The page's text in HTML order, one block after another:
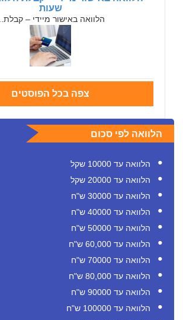
שעות
הלוואה באישור מיידי – קבלת...
צפה בכל הפוסטים
הלוואה לפי סכום
הלוואה עד 10000 שקל
הלוואה עד 20000 שקל
הלוואה עד 30000 ש"ח
הלוואה עד 40000 ש"ח
הלוואה עד 50000 ש"ח
הלוואה עד 60,000 ש"ח
הלוואה עד 70000 ש"ח
הלוואה עד 80,000 ש"ח
הלוואה עד 90000 ש"ח
הלוואה עד 100000 ש"ח